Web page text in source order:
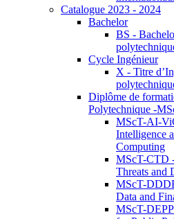
Catalogue 2023 - 2024
Bachelor
BS -
Cycle Ingénieur
X - Titre
Diplôme de
Polytechnique -
MScT-AI-
Intelligence
Computing
MScT-CTD
Threats and
MScT-
Data and
MScT-